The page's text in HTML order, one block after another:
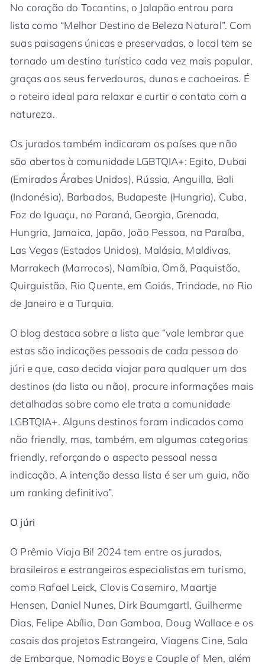
No coração do Tocantins, o Jalapão entrou para
lista como “Melhor Destino de Beleza Natural”. Com
suas paisagens únicas e preservadas, o local tem se
tornado um destino turístico cada vez mais popular,
graças aos seus fervedouros, dunas e cachoeiras. É
o roteiro ideal para relaxar e curtir o contato com a
natureza.
Os jurados também indicaram os países que não
são abertos à comunidade LGBTQIA+: Egito, Dubai
(Emirados Árabes Unidos), Rússia, Anguilla, Bali
(Indonésia), Barbados, Budapeste (Hungria), Cuba,
Foz do Iguaçu, no Paraná, Georgia, Grenada,
Hungria, Jamaica, Japão, João Pessoa, na Paraíba,
Las Vegas (Estados Unidos), Malásia, Maldivas,
Marrakech (Marrocos), Namíbia, Omã, Paquistão,
Quirguistão, Rio Quente, em Goiás, Trindade, no Rio
de Janeiro e a Turquia.
O blog destaca sobre a lista que “vale lembrar que
estas são indicações pessoais de cada pessoa do
júri e que, caso decida viajar para qualquer um dos
destinos (da lista ou não), procure informações mais
detalhadas sobre como ele trata a comunidade
LGBTQIA+. Alguns destinos foram indicados como
não friendly, mas, também, em algumas categorias
friendly, reforçando o aspecto pessoal nessa
indicação. A intenção dessa lista é ser um guia, não
um ranking definitivo”.
O júri
O Prêmio Viaja Bi! 2024 tem entre os jurados,
brasileiros e estrangeiros especialistas em turismo,
como Rafael Leick, Clovis Casemiro, Maartje
Hensen, Daniel Nunes, Dirk Baumgartl, Guilherme
Dias, Felipe Abílio, Dan Gamboa, Doug Wallace e os
casais dos projetos Estrangeira, Viagens Cine, Sala
de Embarque, Nomadic Boys e Couple of Men, além